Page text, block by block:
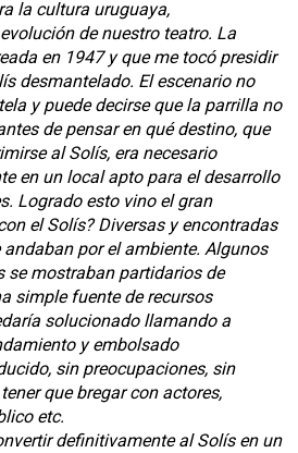
la cultura uruguaya,
de nuestro teatro. La
en 1947 y que me tocó presidir
desmantelado. El escenario no
y puede decirse que la parrilla no
de pensar en qué destino, que
al Solís, era necesario
en un local apto para el desarrollo
Logrado esto vino el gran
el Solís? Diversas y encontradas
por el ambiente. Algunos
se mostraban partidarios de
simple fuente de recursos
solucionado llamando a
y embolsado
sin preocupaciones, sin
que bregar con actores,
etc.
definitivamente al Solís en un